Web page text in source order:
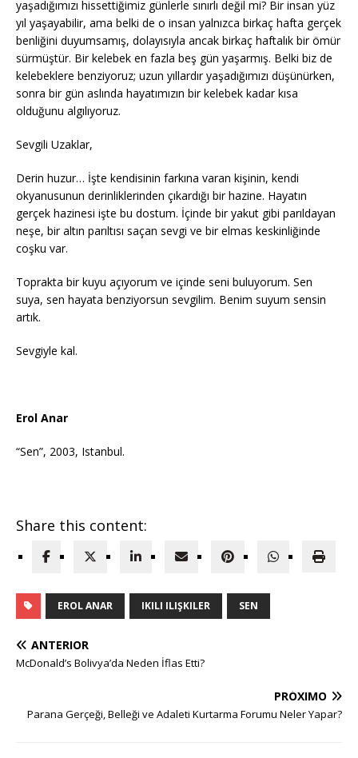
yaşadığımızı hissettiğimiz günlerle sınırlı değil mi? Bir insan yüz
yıl yaşayabilir, ama belki de o insan yalnızca birkaç hafta gerçek
benliğini duyumsamış, dolayısıyla ancak birkaç haftalık bir ömür
sürmüştür. Bir kelebek en fazla beş gün yaşarmış. Belki biz de
kelebeklere benziyoruz; uzun yıllardır yaşadığımızı düşünürken,
sonra bir gün aslında hayatımızın bir kelebek kadar kısa
olduğunu algılıyoruz.
Sevgili Uzaklar,
Derin huzur… İşte kendisinin farkına varan kişinin, kendi
okyanusunun derinliklerinden çıkardığı bir hazine. Hayatın
gerçek hazinesi işte bu dostum. İçinde bir yakut gibi parıldayan
neşe, bir altın parıltısı saçan sevgi ve bir elmas keskinliğinde
coşku var.
Toprakta bir kuyu açıyorum ve içinde seni buluyorum. Sen
suya, sen hayata benziyorsun sevgilim. Benim suyum sensin
artık.
Sevgiyle kal.
Erol Anar
“Sen”, 2003, Istanbul.
Share this content:
EROL ANAR IKILI ILIŞKILER SEN
ANTERIOR
McDonald’s Bolivya’da Neden İflas Etti?
PRÓXIMO
Parana Gerçeği, Belleği ve Adaleti Kurtarma Forumu Neler Yapar?